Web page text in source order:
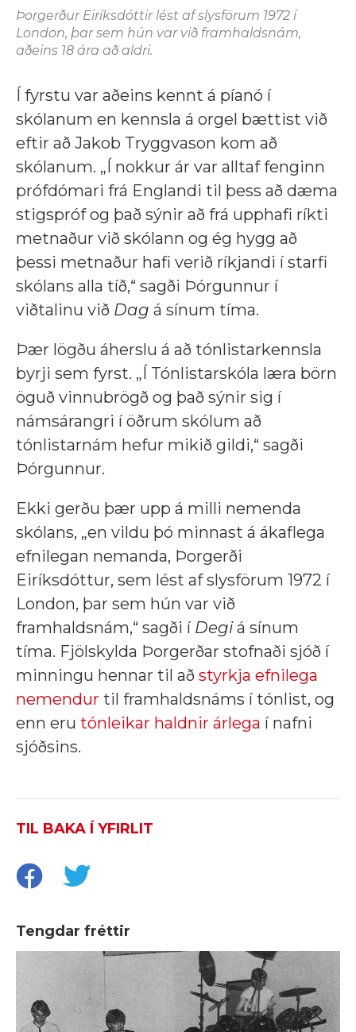
Þorgerður Eiríksdóttir lést af slysförum 1972 í
London, þar sem hún var við framhaldsnám,
aðeins 18 ára að aldri.
Í fyrstu var aðeins kennt á píanó í
skólanum en kennsla á orgel bættist við
eftir að Jakob Tryggvason kom að
skólanum. „Í nokkur ár var alltaf fenginn
prófdómari frá Englandi til þess að dæma
stigspróf og það sýnir að frá upphafi ríkti
metnaður við skólann og ég hygg að
þessi metnaður hafi verið ríkjandi í starfi
skólans alla tíð,“ sagði Þórgunnur í
viðtalinu við Dag á sínum tíma.
Þær lögðu áherslu á að tónlistarkennsla
byrji sem fyrst. „Í Tónlistarskóla læra börn
öguð vinnubrögð og það sýnir sig í
námsárangri í öðrum skólum að
tónlistarnám hefur mikið gildi,“ sagði
Þórgunnur.
Ekki gerðu þær upp á milli nemenda
skólans, „en vildu þó minnast á ákaflega
efnilegan nemanda, Þorgerði
Eiríksdóttur, sem lést af slysförum 1972 í
London, þar sem hún var við
framhaldsnám,“ sagði í Degiá sínum
tíma. Fjölskylda Þorgerðar stofnaði sjóð í
minningu hennar til að styrkja efnilega
nemendur til framhaldsnáms í tónlist, og
enn eru tónleikar haldnir árlega í nafni
sjóðsins.
TIL BAKA Í YFIRLIT
Tengdar fréttir